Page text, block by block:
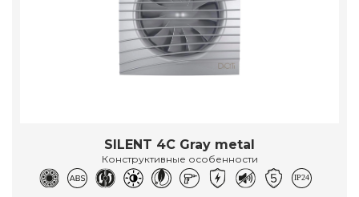
SILENT 4C Gray metal
Конструктивные особенности